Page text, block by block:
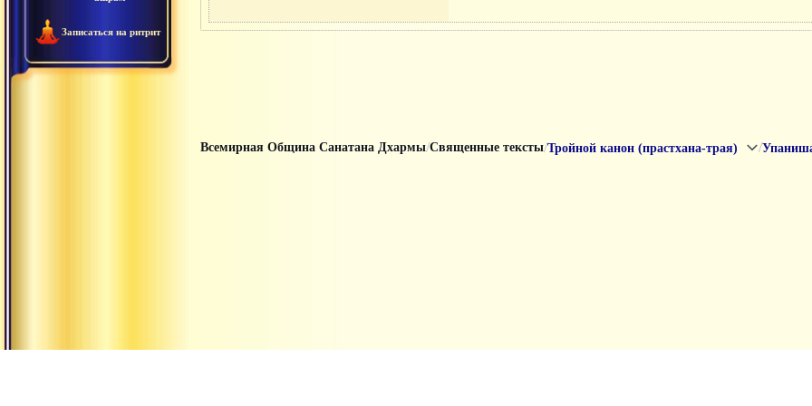
Записаться на ритрит
Всемирная Община Санатана Дхармы/Священные тексты/Тройной канон (прастхана-трая) /